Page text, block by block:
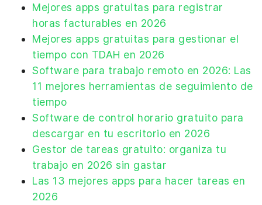
Mejores apps gratuitas para registrar
horas facturables en 2026
Mejores apps gratuitas para gestionar el
tiempo con TDAH en 2026
Software para trabajo remoto en 2026: Las
11 mejores herramientas de seguimiento de
tiempo
Software de control horario gratuito para
descargar en tu escritorio en 2026
Gestor de tareas gratuito: organiza tu
trabajo en 2026 sin gastar
Las 13 mejores apps para hacer tareas en
2026